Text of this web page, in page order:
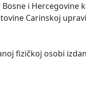
i Hercegovine
Carinskoj
fizičkoj osobi